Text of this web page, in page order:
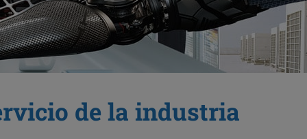
de la industria